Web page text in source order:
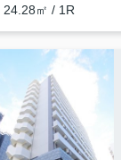
24.28㎡ / 1R